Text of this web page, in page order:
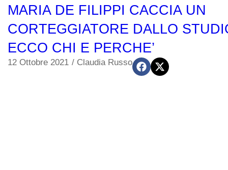
MARIA DE FILIPPI CACCIA UN
CORTEGGIATORE DALLO
ECCO CHI E PERCHE’
12 Ottobre 2021 / Claudia Russo